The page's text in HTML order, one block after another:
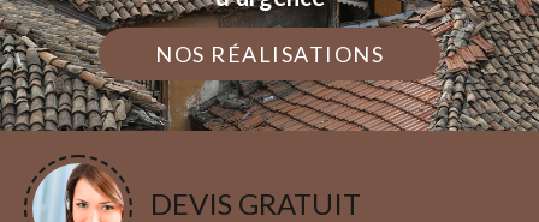
NOS RÉALISATIONS
DEVIS GRATUIT